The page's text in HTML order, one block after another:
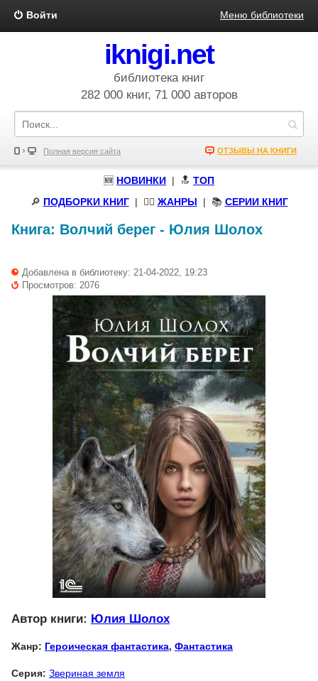
Войти Меню библиотеки
iknigi.net
библиотека книг
282 000 книг, 71 000 авторов
Полная версия сайта ОТЗЫВЫ НА КНИГИ
🆕 НОВИНКИ | 🔝 ТОП
🔎 ПОДБОРКИ КНИГ| 🧝‍♀️ ЖАНРЫ | 📚 СЕРИИ КНИГ
Книга: Волчий берег - Юлия Шолох
Добавлена в библиотеку: 21-04-2022, 19:23
Просмотров: 2076
Автор книги: Юлия Шолох
Жанр: Героическая фантастика, Фантастика
Серия: Звериная земля